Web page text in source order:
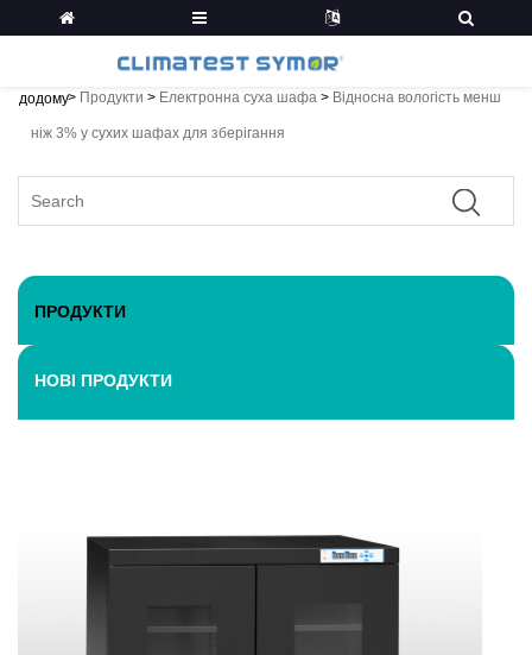
додому> Продукти > Електронна суха шафа > Відносна вологість менш
ніж 3% у сухих шафах для зберігання
ПРОДУКТИ
НОВІ ПРОДУКТИ